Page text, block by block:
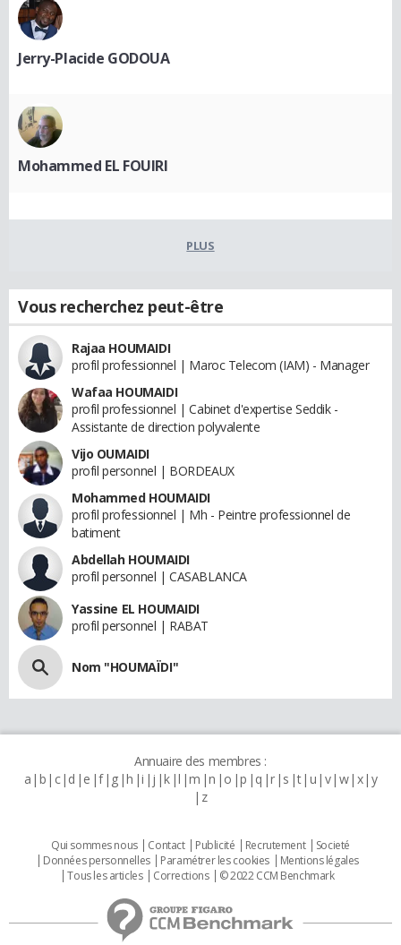
Jerry-Placide GODOUA
Mohammed EL FOUIRI
PLUS
Vous recherchez peut-être
Rajaa HOUMAIDI
profil professionnel | Maroc Telecom (IAM) - Manager
Wafaa HOUMAIDI
profil professionnel | Cabinet d'expertise Seddik -
Assistante de direction polyvalente
Vijo OUMAIDI
profil personnel | BORDEAUX
Mohammed HOUMAIDI
profil professionnel | Mh - Peintre professionnel de
batiment
Abdellah HOUMAIDI
profil personnel | CASABLANCA
Yassine EL HOUMAIDI
profil personnel | RABAT
Nom "HOUMAÏDI"
Annuaire des membres :
a b c d e f g h i j k l m n o p q r s t u v w x y
z
Qui sommes nous Contact Publicité Recrutement
Societé
Données personnelles
Paramétrer les cookies
Mentions légales
Tous les articles
Corrections © 2022 CCM Benchmark